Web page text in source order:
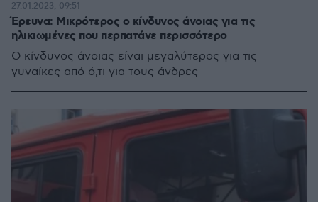
Έρευνα: Μικρότερος ο κίνδυνος άνοιας για τις
ηλικιωμένες που περπατάνε περισσότερο
Ο κίνδυνος άνοιας είναι μεγαλύτερος για τις
γυναίκες από ό,τι για τους άνδρες
27.01.2023, 09:51